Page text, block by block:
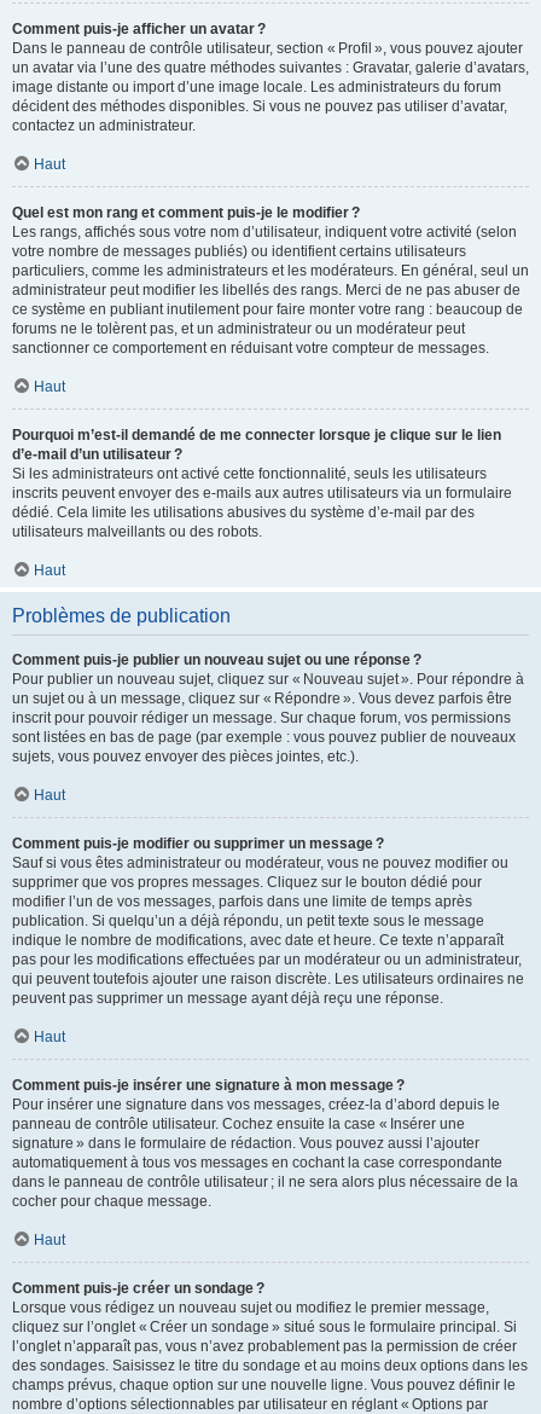
Comment puis-je afficher un avatar ?
Dans le panneau de contrôle utilisateur, section « Profil », vous pouvez ajouter
un avatar via l’une des quatre méthodes suivantes : Gravatar, galerie d’avatars,
image distante ou import d’une image locale. Les administrateurs du forum
décident des méthodes disponibles. Si vous ne pouvez pas utiliser d’avatar,
contactez un administrateur.
Haut
Quel est mon rang et comment puis-je le modifier ?
Les rangs, affichés sous votre nom d’utilisateur, indiquent votre activité (selon
votre nombre de messages publiés) ou identifient certains utilisateurs
particuliers, comme les administrateurs et les modérateurs. En général, seul un
administrateur peut modifier les libellés des rangs. Merci de ne pas abuser de
ce système en publiant inutilement pour faire monter votre rang : beaucoup de
forums ne le tolèrent pas, et un administrateur ou un modérateur peut
sanctionner ce comportement en réduisant votre compteur de messages.
Haut
Pourquoi m’est-il demandé de me connecter lorsque je clique sur le lien
d’e-mail d’un utilisateur ?
Si les administrateurs ont activé cette fonctionnalité, seuls les utilisateurs
inscrits peuvent envoyer des e-mails aux autres utilisateurs via un formulaire
dédié. Cela limite les utilisations abusives du système d’e-mail par des
utilisateurs malveillants ou des robots.
Haut
Problèmes de publication
Comment puis-je publier un nouveau sujet ou une réponse ?
Pour publier un nouveau sujet, cliquez sur « Nouveau sujet ». Pour répondre à
un sujet ou à un message, cliquez sur « Répondre ». Vous devez parfois être
inscrit pour pouvoir rédiger un message. Sur chaque forum, vos permissions
sont listées en bas de page (par exemple : vous pouvez publier de nouveaux
sujets, vous pouvez envoyer des pièces jointes, etc.).
Haut
Comment puis-je modifier ou supprimer un message ?
Sauf si vous êtes administrateur ou modérateur, vous ne pouvez modifier ou
supprimer que vos propres messages. Cliquez sur le bouton dédié pour
modifier l’un de vos messages, parfois dans une limite de temps après
publication. Si quelqu’un a déjà répondu, un petit texte sous le message
indique le nombre de modifications, avec date et heure. Ce texte n’apparaît
pas pour les modifications effectuées par un modérateur ou un administrateur,
qui peuvent toutefois ajouter une raison discrète. Les utilisateurs ordinaires ne
peuvent pas supprimer un message ayant déjà reçu une réponse.
Haut
Comment puis-je insérer une signature à mon message ?
Pour insérer une signature dans vos messages, créez-la d’abord depuis le
panneau de contrôle utilisateur. Cochez ensuite la case « Insérer une
signature » dans le formulaire de rédaction. Vous pouvez aussi l’ajouter
automatiquement à tous vos messages en cochant la case correspondante
dans le panneau de contrôle utilisateur ; il ne sera alors plus nécessaire de la
cocher pour chaque message.
Haut
Comment puis-je créer un sondage ?
Lorsque vous rédigez un nouveau sujet ou modifiez le premier message,
cliquez sur l’onglet « Créer un sondage » situé sous le formulaire principal. Si
l’onglet n’apparaît pas, vous n’avez probablement pas la permission de créer
des sondages. Saisissez le titre du sondage et au moins deux options dans les
champs prévus, chaque option sur une nouvelle ligne. Vous pouvez définir le
nombre d’options sélectionnables par utilisateur en réglant « Options par